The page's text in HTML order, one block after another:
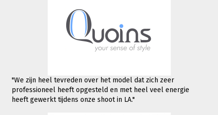
"We zijn heel tevreden over het model dat zich zeer
professioneel heeft opgesteld en met heel veel energie
heeft gewerkt tijdens onze shoot in LA."